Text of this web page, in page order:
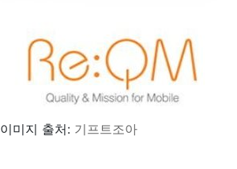
이미지 출처: 기프트조아